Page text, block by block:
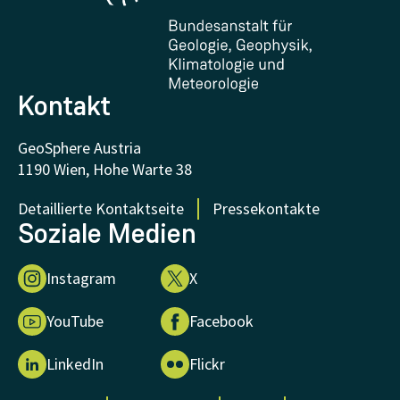
Zertifikate und Auszeichnungen
FAQ - Häufig gestellte Fragen
Forschung unterstützen
Kontakt
GeoSphere Austria
1190 Wien, Hohe Warte 38
Detaillierte Kontaktseite
Pressekontakte
Soziale Medien
Instagram X
YouTube Facebook
LinkedIn Flickr